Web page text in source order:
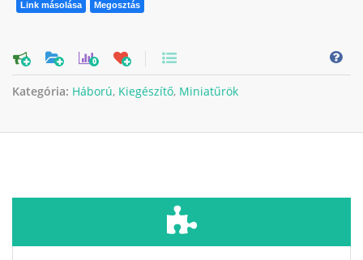
Link másolása Megosztás
0
Kategória: Háború, Kiegészítő, Miniatűrök